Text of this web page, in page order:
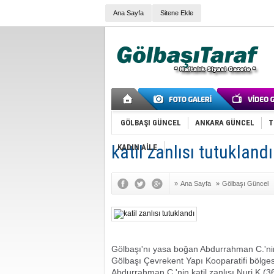
Ana Sayfa Sitene Ekle
GÖLBAŞI GÜNCEL ANKARA GÜNCEL
KADIN AİLE
katil zanlısı tutuklandı
» Ana Sayfa » Gölbaşı Güncel
Gölbaşı'nı yasa boğan Abdurrahman
Gölbaşı Çevrekent Yapı Kooparatifi